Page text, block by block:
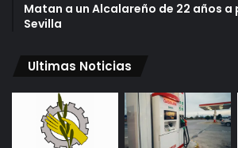
Matan a un Alcalareño de 22 años a
Sevilla
Ultimas Noticias